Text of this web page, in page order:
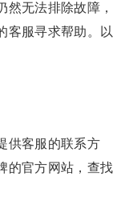
然无法排除故障，
客服寻求帮助。以
供客服的联系方
的官方网站，查找